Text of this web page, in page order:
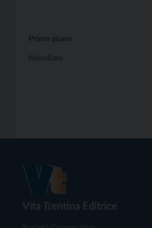
Primo piano
Meridiani
Vita Trentina Editrice